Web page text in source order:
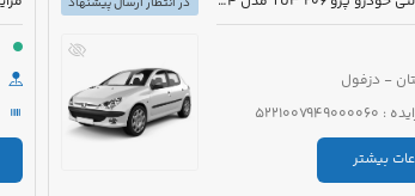
- دزفول
بیشتر